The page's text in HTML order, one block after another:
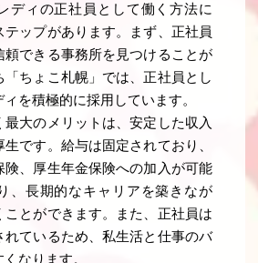
ディの正社員として働く方法に
テップがあります。まず、正社員
頼できる事務所を見つけることが
「ちょこ札幌」では、正社員とし
を積極的に採用しています。
最大のメリットは、安定した収入
です。給与は固定されており、
険、厚生年金保険への加入が可能
、長期的なキャリアを築きなが
ことができます。また、正社員は
れているため、私生活と仕事のバ
なります。